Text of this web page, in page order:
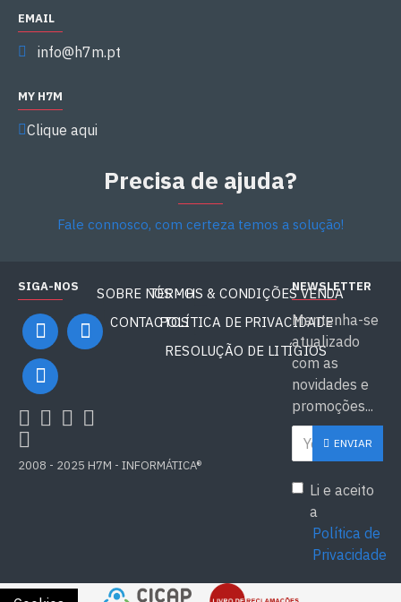
EMAIL
info@h7m.pt
MY H7M
Clique aqui
Precisa de ajuda?
Fale connosco, com certeza temos a solução!
SIGA-NOS
2008 - 2025 H7M - INFORMÁTICA®
SOBRE NÓS - H7M
CONTACTOS
TERMOS & CONDIÇÕES VENDA
POLÍTICA DE PRIVACIDADE
RESOLUÇÃO DE LITÍGIOS
NEWSLETTER
Mantenha-se
atualizado
com as
novidades e
promoções...
ENVIAR
Li e aceito
a
Política de
Privacidade